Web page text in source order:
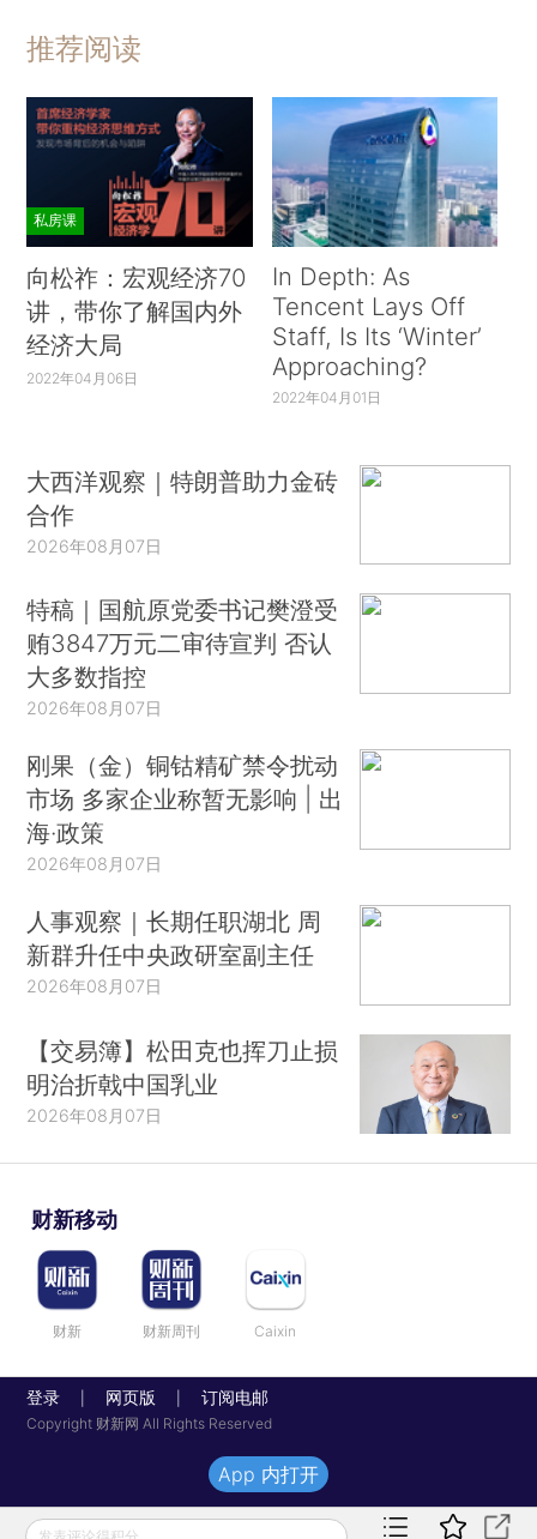
推荐阅读
私房课
向松祚：宏观经济70
讲，带你了解国内外
经济大局
2022年04月06日
In Depth: As
Tencent Lays Off
Staff, Is Its ‘Winter’
Approaching?
2022年04月01日
大西洋观察｜特朗普助力金砖
合作
2026年08月07日
特稿｜国航原党委书记樊澄受
贿3847万元二审待宣判 否认
大多数指控
2026年08月07日
刚果（金）铜钴精矿禁令扰动
市场 多家企业称暂无影响 | 出
海·政策
2026年08月07日
人事观察｜长期任职湖北 周
新群升任中央政研室副主任
2026年08月07日
【交易簿】松田克也挥刀止损
明治折戟中国乳业
2026年08月07日
财新移动
财新 财新周刊 Caixin
登录 网页版 订阅电邮
Copyright 财新网 All Rights Reserved
发表评论得积分
App 内打开